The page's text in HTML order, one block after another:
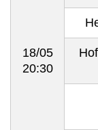
18/05
20:30